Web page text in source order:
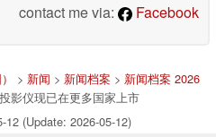
contact me via:
Facebook
> 新闻 > 新闻档案 > 新闻档案 2026
影仪现已在更多国家上市
12 (Update: 2026-05-12)